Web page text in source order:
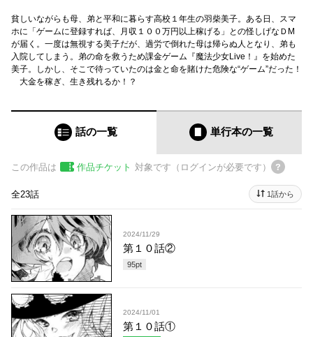
貧しいながらも母、弟と平和に暮らす高校１年生の羽柴美子。ある日、スマ
ホに「ゲームに登録すれば、月収１００万円以上稼げる」との怪しげなＤМ
が届く。一度は無視する美子だが、過労で倒れた母は帰らぬ人となり、弟も
入院してしまう。弟の命を救うため課金ゲーム『魔法少女Live！』を始めた
美子。しかし、そこで待っていたのは金と命を賭けた危険な“ゲーム”だった！
大金を稼ぎ、生き残れるか！？
話の一覧 単行本の一覧
この作品は 作品チケット 対象です（ログインが必要です）
全23話 1話から
2024/11/29
第１０話②
95pt
2024/11/01
第１０話①